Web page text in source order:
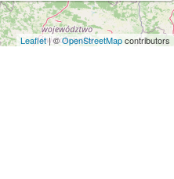
on the left
0 m
Leaflet| ©OpenStreetMapcontributors